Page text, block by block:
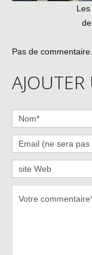
Pas de commentaire.